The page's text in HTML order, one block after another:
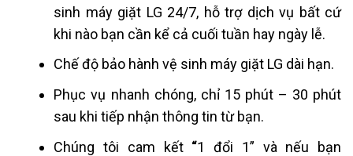
sinh máy giặt LG 24/7, hỗ trợ dịch vụ bất cứ
khi nào bạn cần kể cả cuối tuần hay ngày lễ.
Chế độ bảo hành vệ sinh máy giặt LG dài hạn.
Phục vụ nhanh chóng, chỉ 15 phút – 30 phút
sau khi tiếp nhận thông tin từ bạn.
Chúng tôi cam kết “1 đổi 1” và nếu bạn